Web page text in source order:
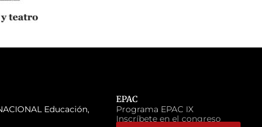
Educación,
EPAC
Programa EPAC IX
Inscríbete en el congreso